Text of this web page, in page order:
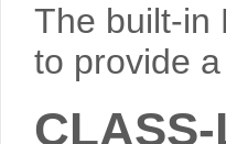
The built-in
to provide